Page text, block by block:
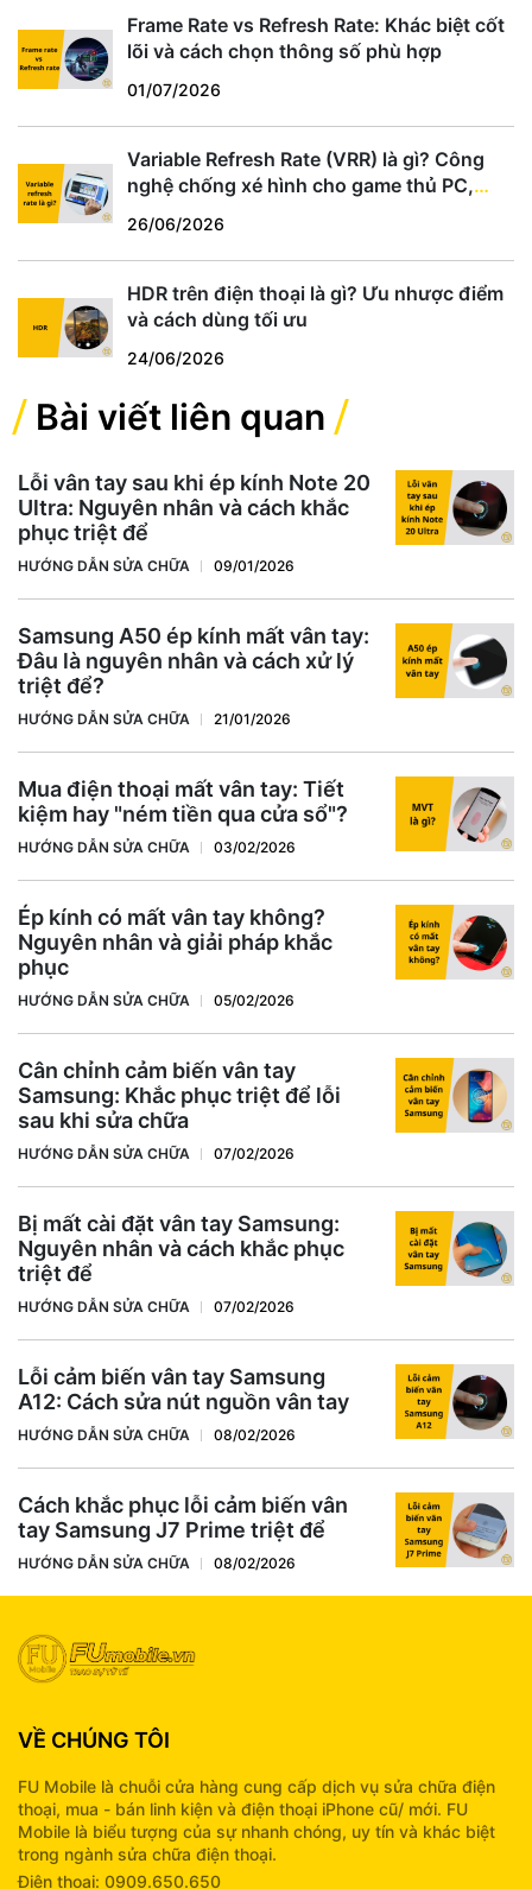
Frame Rate vs Refresh Rate: Khác biệt cốt
lõi và cách chọn thông số phù hợp
01/07/2026
Variable Refresh Rate (VRR) là gì? Công
nghệ chống xé hình cho game thủ PC,
PS5, Xbox
26/06/2026
HDR trên điện thoại là gì? Ưu nhược điểm
và cách dùng tối ưu
24/06/2026
Bài viết liên quan
Lỗi vân tay sau khi ép kính Note 20
Ultra: Nguyên nhân và cách khắc
phục triệt để
HƯỚNG DẪN SỬA CHỮA 09/01/2026
Samsung A50 ép kính mất vân tay:
Đâu là nguyên nhân và cách xử lý
triệt để?
HƯỚNG DẪN SỬA CHỮA 21/01/2026
Mua điện thoại mất vân tay: Tiết
kiệm hay "ném tiền qua cửa sổ"?
HƯỚNG DẪN SỬA CHỮA 03/02/2026
Ép kính có mất vân tay không?
Nguyên nhân và giải pháp khắc
phục
HƯỚNG DẪN SỬA CHỮA 05/02/2026
Cân chỉnh cảm biến vân tay
Samsung: Khắc phục triệt để lỗi
sau khi sửa chữa
HƯỚNG DẪN SỬA CHỮA 07/02/2026
Bị mất cài đặt vân tay Samsung:
Nguyên nhân và cách khắc phục
triệt để
HƯỚNG DẪN SỬA CHỮA 07/02/2026
Lỗi cảm biến vân tay Samsung
A12: Cách sửa nút nguồn vân tay
HƯỚNG DẪN SỬA CHỮA 08/02/2026
Cách khắc phục lỗi cảm biến vân
tay Samsung J7 Prime triệt để
HƯỚNG DẪN SỬA CHỮA 08/02/2026
VỀ CHÚNG TÔI
FU Mobile là chuỗi cửa hàng cung cấp dịch vụ sửa chữa điện
thoại, mua - bán linh kiện và điện thoại iPhone cũ/ mới. FU
Mobile là biểu tượng của sự nhanh chóng, uy tín và khác biệt
trong ngành sửa chữa điện thoại.
Điện thoại: 0909.650.650